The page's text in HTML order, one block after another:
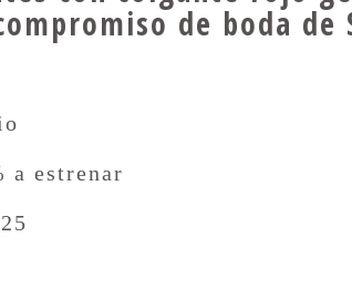
de boda de
a estrenar